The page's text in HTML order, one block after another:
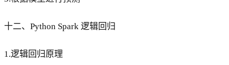
十二、Python Spark 逻辑回归
1.逻辑回归原理